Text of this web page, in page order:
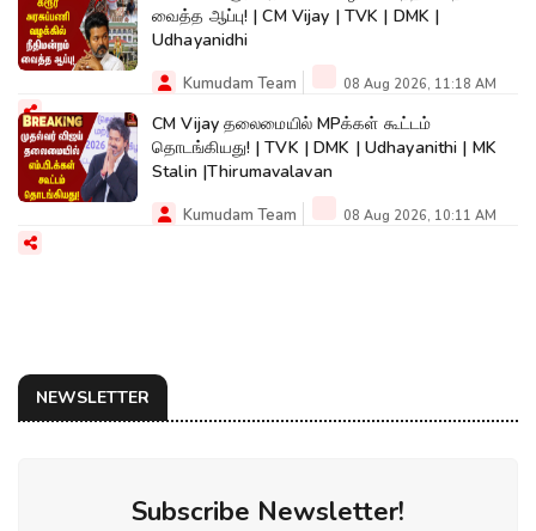
வைத்த ஆப்பு! | CM Vijay | TVK | DMK |
Udhayanidhi
Kumudam Team 08 Aug 2026, 11:18 AM
CM Vijay தலைமையில் MPக்கள் கூட்டம்
தொடங்கியது! | TVK | DMK | Udhayanithi | MK
Stalin |Thirumavalavan
Kumudam Team 08 Aug 2026, 10:11 AM
NEWSLETTER
Subscribe Newsletter!